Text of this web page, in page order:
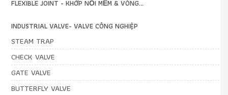
FLEXIBLE JOINT - KHỚP NỐI MỀM & VÒNG...
INDUSTRIAL VALVE- VALVE CÔNG NGHIỆP
STEAM TRAP
CHECK VALVE
GATE VALVE
BUTTERFLY VALVE